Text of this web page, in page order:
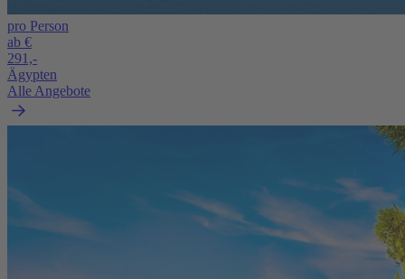
pro Person
ab €
291,-
Ägypten
Alle Angebote